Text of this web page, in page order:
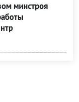
минстроя